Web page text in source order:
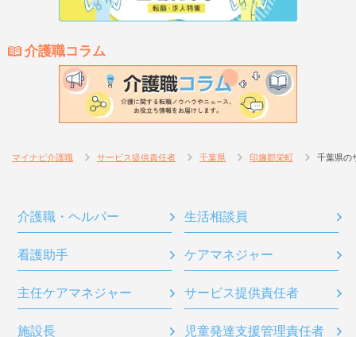
介護職コラム
マイナビ介護職 サービス提供責任者 千葉県 印旛郡栄町 千葉県の
介護職・ヘルパー 生活相談員
看護助手 ケアマネジャー
主任ケアマネジャー サービス提供責任者
施設長 児童発達支援管理責任者